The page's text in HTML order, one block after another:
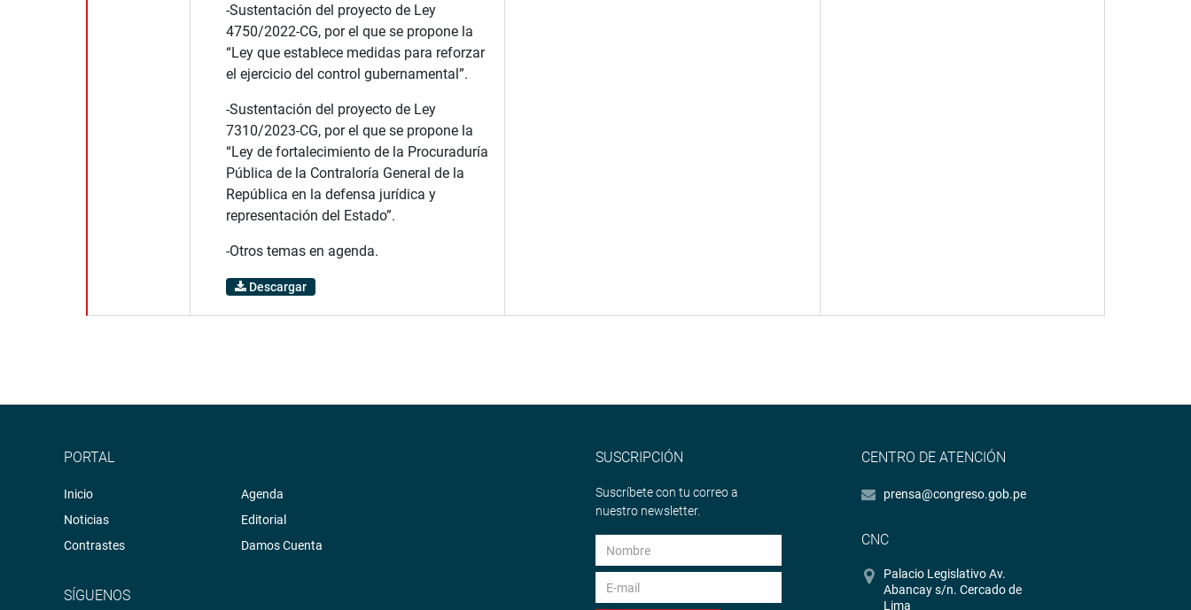
-Sustentación del proyecto de Ley
4750/2022-CG, por el que se propone la
“Ley que establece medidas para reforzar
el ejercicio del control gubernamental”.
-Sustentación del proyecto de Ley
7310/2023-CG, por el que se propone la
“Ley de fortalecimiento de la Procuraduría
Pública de la Contraloría General de la
República en la defensa jurídica y
representación del Estado”.
-Otros temas en agenda.
Descargar
PORTAL
Inicio
Noticias
Contrastes
Agenda
Editorial
Damos Cuenta
SÍGUENOS
SUSCRIPCIÓN
Suscríbete con tu correo a
nuestro newsletter.
CENTRO DE ATENCIÓN
prensa@congreso.gob.pe
CNC
Palacio Legislativo Av.
Abancay s/n. Cercado de
Lima